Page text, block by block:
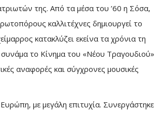
της. Από τα μέσα του ’60 η Σόσα,
καλλιτέχνες δημιουργεί το
κατακλύζει εκείνα τα χρόνια τη
συνάμα το Κίνημα του «Νέου Τραγουδιού»
αναφορές και σύγχρονες μουσικές
με μεγάλη επιτυχία. Συνεργάστηκε